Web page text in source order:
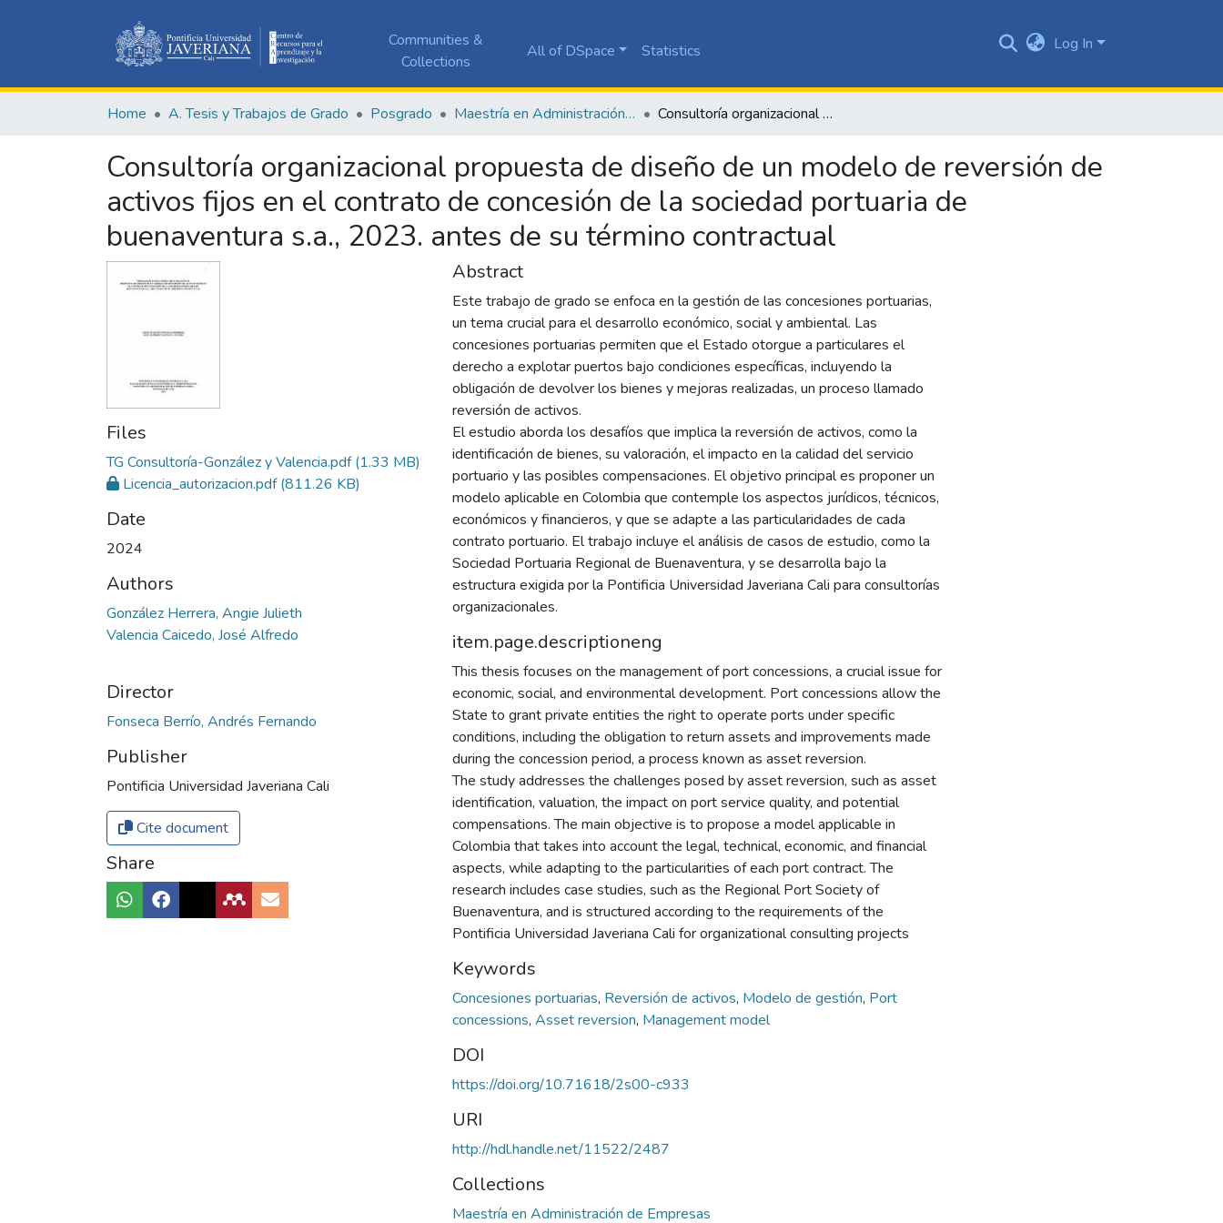
Communities &
Collections
All of DSpace Statistics Log In
Home A. Tesis y Trabajos de Grado Posgrado Maestría en Administración de Empresas Consultoría organizacional propuesta de diseño de un modelo de reversión de activos fijos en el contrato de concesión de la sociedad portuaria de buenaventura s.a., 2023. antes de su término contractual
Consultoría organizacional propuesta de diseño de un modelo de reversión de
activos fijos en el contrato de concesión de la sociedad portuaria de
buenaventura s.a., 2023. antes de su término contractual
Files
TG Consultoría-González y Valencia.pdf(1.33 MB)
Licencia_autorizacion.pdf(811.26 KB)
Date
2024
Authors
González Herrera, Angie Julieth
Valencia Caicedo, José Alfredo
Director
Fonseca Berrío, Andrés Fernando
Publisher
Pontificia Universidad Javeriana Cali
Cite document
Share
Abstract
Este trabajo de grado se enfoca en la gestión de las concesiones portuarias,
un tema crucial para el desarrollo económico, social y ambiental. Las
concesiones portuarias permiten que el Estado otorgue a particulares el
derecho a explotar puertos bajo condiciones específicas, incluyendo la
obligación de devolver los bienes y mejoras realizadas, un proceso llamado
reversión de activos.
El estudio aborda los desafíos que implica la reversión de activos, como la
identificación de bienes, su valoración, el impacto en la calidad del servicio
portuario y las posibles compensaciones. El objetivo principal es proponer un
modelo aplicable en Colombia que contemple los aspectos jurídicos, técnicos,
económicos y financieros, y que se adapte a las particularidades de cada
contrato portuario. El trabajo incluye el análisis de casos de estudio, como la
Sociedad Portuaria Regional de Buenaventura, y se desarrolla bajo la
estructura exigida por la Pontificia Universidad Javeriana Cali para consultorías
organizacionales.
item.page.descriptioneng
This thesis focuses on the management of port concessions, a crucial issue for
economic, social, and environmental development. Port concessions allow the
State to grant private entities the right to operate ports under specific
conditions, including the obligation to return assets and improvements made
during the concession period, a process known as asset reversion.
The study addresses the challenges posed by asset reversion, such as asset
identification, valuation, the impact on port service quality, and potential
compensations. The main objective is to propose a model applicable in
Colombia that takes into account the legal, technical, economic, and financial
aspects, while adapting to the particularities of each port contract. The
research includes case studies, such as the Regional Port Society of
Buenaventura, and is structured according to the requirements of the
Pontificia Universidad Javeriana Cali for organizational consulting projects
Keywords
Concesiones portuarias, Reversión de activos, Modelo de gestión, Port
concessions, Asset reversion, Management model
DOI
https://doi.org/10.71618/2s00-c933
URI
http://hdl.handle.net/11522/2487
Collections
Maestría en Administración de Empresas